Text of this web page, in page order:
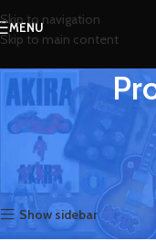
Skip to navigation
Skip to main content
MENU
Encuentra accesorios en
ropa.
Inicio Promociones
Show sidebar